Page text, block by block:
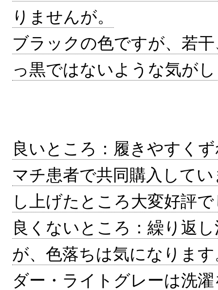
りませんが。
ブラックの色ですが、若
っ黒ではないような気が
良いところ：履きやすく
マチ患者で共同購入して
し上げたところ大変好評
良くないところ：繰り返
が、色落ちは気になりま
ダー・ライトグレーは洗